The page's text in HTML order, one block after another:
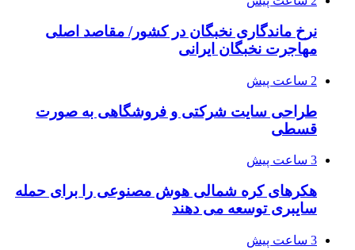
نرخ ماندگاری نخبگان در کشور/ مقاصد اصلی
مهاجرت نخبگان ایرانی
2 ساعت پیش
طراحی سایت شرکتی و فروشگاهی به صورت
قسطی
3 ساعت پیش
هکرهای کره شمالی هوش مصنوعی را برای حمله
سایبری توسعه می دهند
3 ساعت پیش